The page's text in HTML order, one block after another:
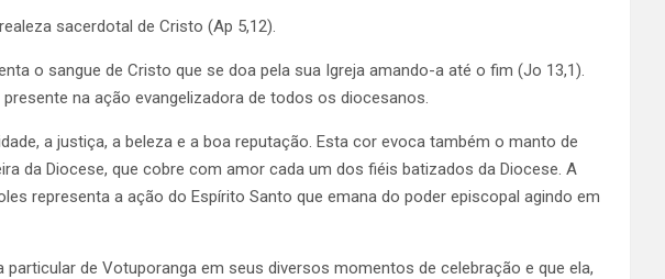
sacerdotal de Cristo (Ap 5,12).
o sangue de Cristo que se doa pela sua Igreja amando-a até o fim (Jo 13,1).
na ação evangelizadora de todos os diocesanos.
a justiça, a beleza e a boa reputação. Esta cor evoca também o manto de
da Diocese, que cobre com amor cada um dos fiéis batizados da Diocese. A
representa a ação do Espírito Santo que emana do poder episcopal agindo em
de Votuporanga em seus diversos momentos de celebração e que ela,